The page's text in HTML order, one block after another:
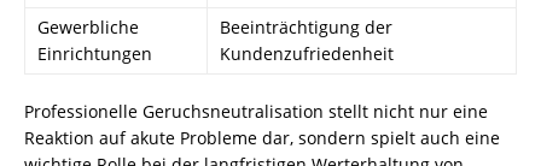
Gewerbliche
Einrichtungen
Beeinträchtigung der
Kundenzufriedenheit
Professionelle Geruchsneutralisation stellt nicht nur eine
Reaktion auf akute Probleme dar, sondern spielt auch eine